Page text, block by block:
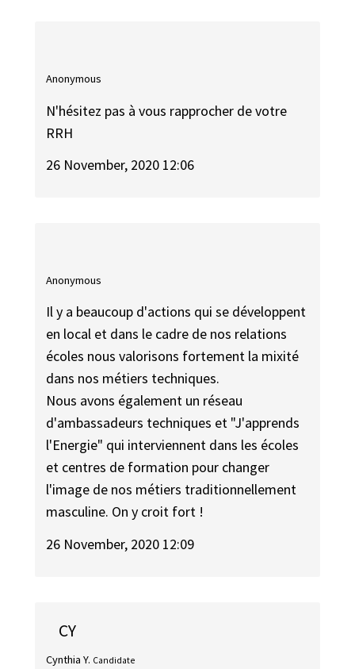
Anonymous
N'hésitez pas à vous rapprocher de votre
RRH
26 November, 2020 12:06
Anonymous
Il y a beaucoup d'actions qui se développent
en local et dans le cadre de nos relations
écoles nous valorisons fortement la mixité
dans nos métiers techniques.
Nous avons également un réseau
d'ambassadeurs techniques et "J'apprends
l'Energie" qui interviennent dans les écoles
et centres de formation pour changer
l'image de nos métiers traditionnellement
masculine. On y croit fort !
26 November, 2020 12:09
CY
Cynthia Y. Candidate